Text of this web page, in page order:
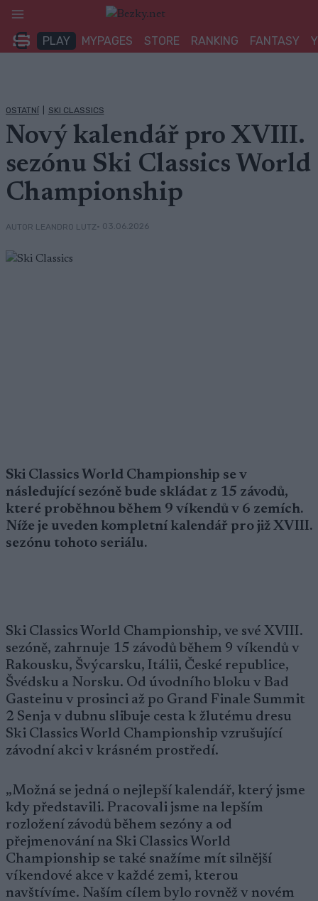
Přeskočit
obsah
PLAY MYPAGES STORE RANKING FANTASY
OSTATNÍ SKI CLASSICS
Nový kalendář pro XVIII.
sezónu Ski Classics World
Championship
AUTOR LEANDRO LUTZ• 03.06.2026
Ski Classics World Championship se v
následující sezóně bude skládat z 15 závodů,
které proběhnou během 9 víkendů v 6 zemích.
Níže je uveden kompletní kalendář pro již XVIII.
sezónu tohoto seriálu.
Ski Classics World Championship, ve své XVIII.
sezóně, zahrnuje 15 závodů během 9 víkendů v
Rakousku, Švýcarsku, Itálii, České republice,
Švédsku a Norsku. Od úvodního bloku v Bad
Gasteinu v prosinci až po Grand Finale Summit
2 Senja v dubnu slibuje cesta k žlutému dresu
Ski Classics World Championship vzrušující
závodní akci v krásném prostředí.
„Možná se jedná o nejlepší kalendář, který jsme
kdy představili. Pracovali jsme na lepším
rozložení závodů během sezóny a od
přejmenování na Ski Classics World
Championship se také snažíme mít silnější
víkendové akce v každé zemi, kterou
navštívíme. Naším cílem bylo rovněž v novém